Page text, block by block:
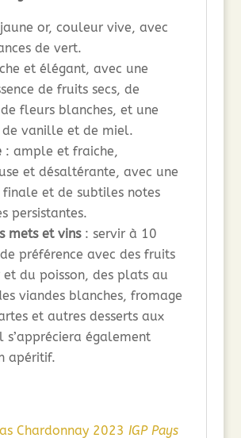
jaune or, couleur vive, avec
de vert.
et élégant, avec une
de fruits secs, de
fleurs blanches, et une
de vanille et de miel.
: ample et fraiche,
et désaltérante, avec une
finale et de subtiles notes
persistantes.
mets et vins: servir à 10
préférence avec des fruits
et du poisson, des plats au
viandes blanches, fromage
et autres desserts aux
s’appréciera également
apéritif.
Chardonnay 2023 IGP Pays